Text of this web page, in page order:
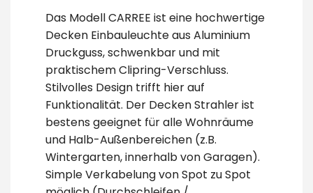
Das Modell CARREE ist eine hochwertige
Decken Einbauleuchte aus Aluminium
Druckguss, schwenkbar und mit
praktischem Clipring-Verschluss.
Stilvolles Design trifft hier auf
Funktionalität. Der Decken Strahler ist
bestens geeignet für alle Wohnräume
und Halb-Außenbereichen (z.B.
Wintergarten, innerhalb von Garagen).
Simple Verkabelung von Spot zu Spot